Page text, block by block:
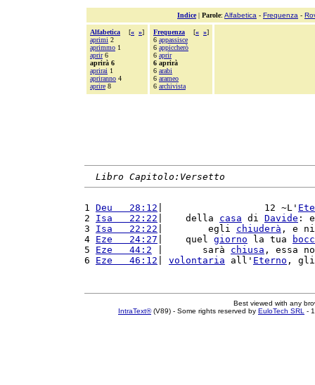
Indice| Parole: Alfabetica - Frequenza -
Alfabetica [« »]
aprimi 2
aprimmo 1
aprir6
aprirà 6
aprirai 1
apriranno 4
aprire 8
Frequenza [« »]
6 appassisce
6 appiccherò
6 aprir
6 aprirà
6 arabi
6 arameo
6 archivista
Libro Capitolo:Versetto
1 Deu   28:12 |                  12 ~L'
2 Isa   22:22 |    della casa di Davide :
3 Isa   22:22 |        egli chiuderà , e
4 Eze   24:27 |    quel giorno la tua
5 Eze   44:2 |       sarà chiusa , essa
6 Eze   46:12 volontaria all' Eterno ,
Best viewed with any
IntraText®(V89) - Some rights reserved by EuloTech SRL -